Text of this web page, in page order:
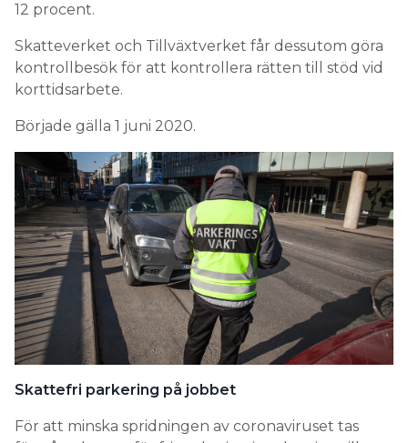
12 procent.
Skatteverket och Tillväxtverket får dessutom göra
kontrollbesök för att kontrollera rätten till stöd vid
korttidsarbete.
Började gälla 1 juni 2020.
Skattefri parkering på jobbet
För att minska spridningen av coronaviruset tas